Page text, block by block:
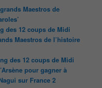
Maestros de
des 12 coups de Midi
Maestros de l’histoire
des 12 coups de Midi
pour gagner à
sur France 2